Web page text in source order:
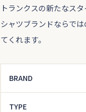
トランクスの新たなス
シャツブランドならで
てくれます。
BRAND
TYPE